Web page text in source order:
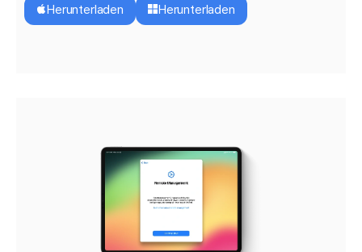
Herunterladen Herunterladen